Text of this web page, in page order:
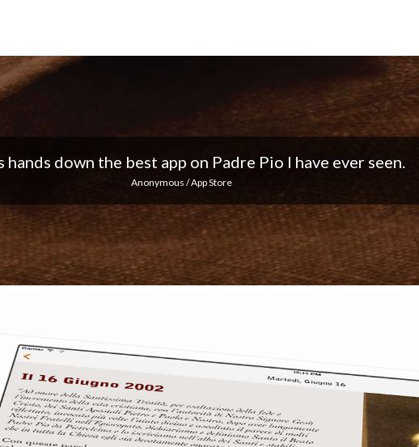
I love the notifications every day... Keep up the good work!